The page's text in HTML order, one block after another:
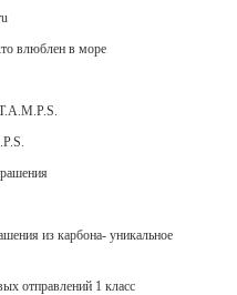
влюблен в море
из карбона- уникальное
отправлений 1 класс